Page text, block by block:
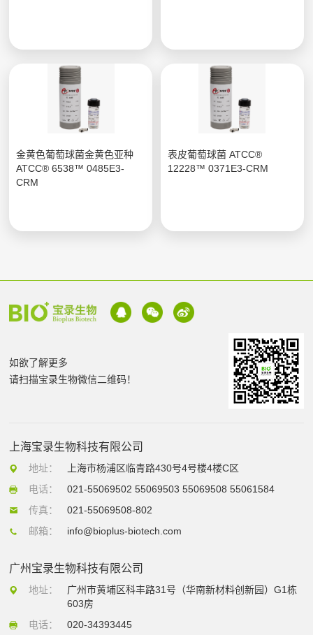
金黄色葡萄球菌金黄色亚种
ATCC® 6538™ 0485E3-
CRM
表皮葡萄球菌 ATCC®
12228™ 0371E3-CRM
如欲了解更多
请扫描宝录生物微信二维码！
上海宝录生物科技有限公司
地址：
上海市杨浦区临青路430号4号楼4楼C区
电话：
021-55069502 55069503 55069508 55061584
传真：
021-55069508-802
邮箱：
info@bioplus-biotech.com
广州宝录生物科技有限公司
地址：
广州市黄埔区科丰路31号（华南新材料创新园）G1栋
603房
电话：
020-34393445